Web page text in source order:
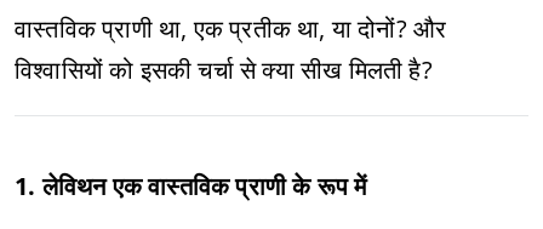
वास्तविक प्राणी था, एक प्रतीक था, या दोनों? और
विश्वासियों को इसकी चर्चा से क्या सीख मिलती है?
1. लेविथन एक वास्तविक प्राणी के रूप में